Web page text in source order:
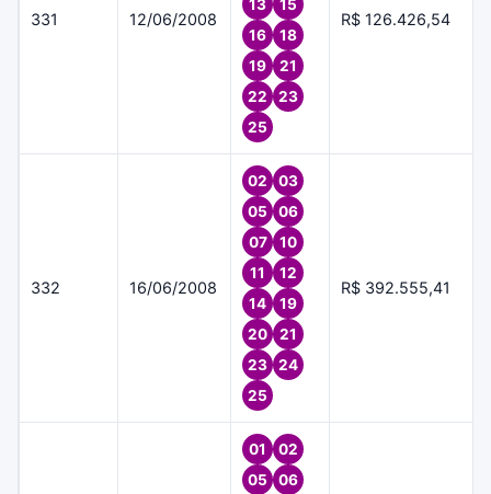
331 12/06/2008
13
15
16
18
19
21
22
23
25
R$ 126.426,54
332 16/06/2008
02
03
05
06
07
10
11
12
14
19
20
21
23
24
25
R$ 392.555,41
01
02
05
06